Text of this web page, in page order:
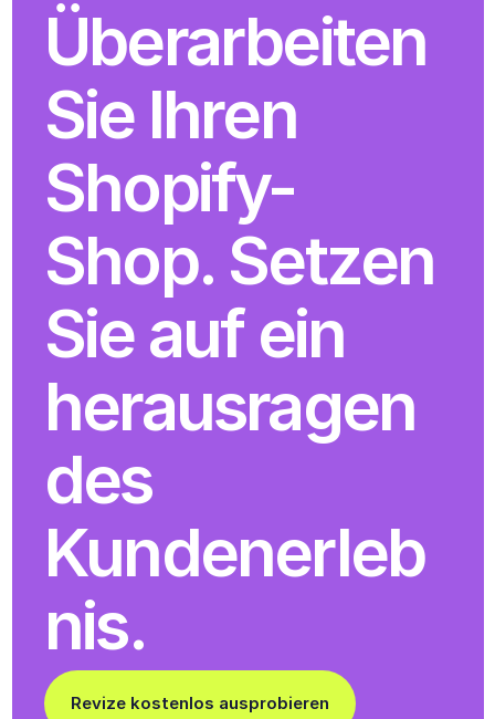
Überarbeiten
Sie Ihren
Shopify-
Shop. Setzen
Sie auf ein
herausragen
des
Kundenerleb
nis.
Revize kostenlos ausprobieren